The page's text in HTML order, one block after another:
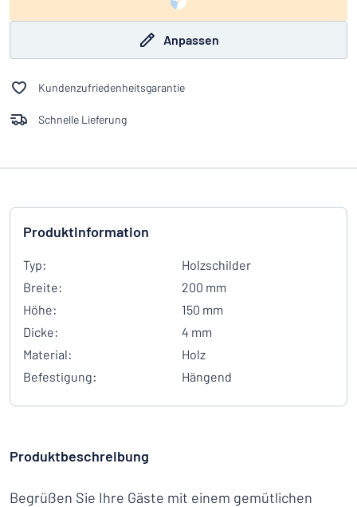
Anpassen
Kundenzufriedenheitsgarantie
Schnelle Lieferung
Produktinformation
Typ:
Holzschilder
Breite:
200 mm
Höhe:
150 mm
Dicke:
4 mm
Material:
Holz
Befestigung:
Hängend
Produktbeschreibung
Begrüßen Sie Ihre Gäste mit einem gemütlichen